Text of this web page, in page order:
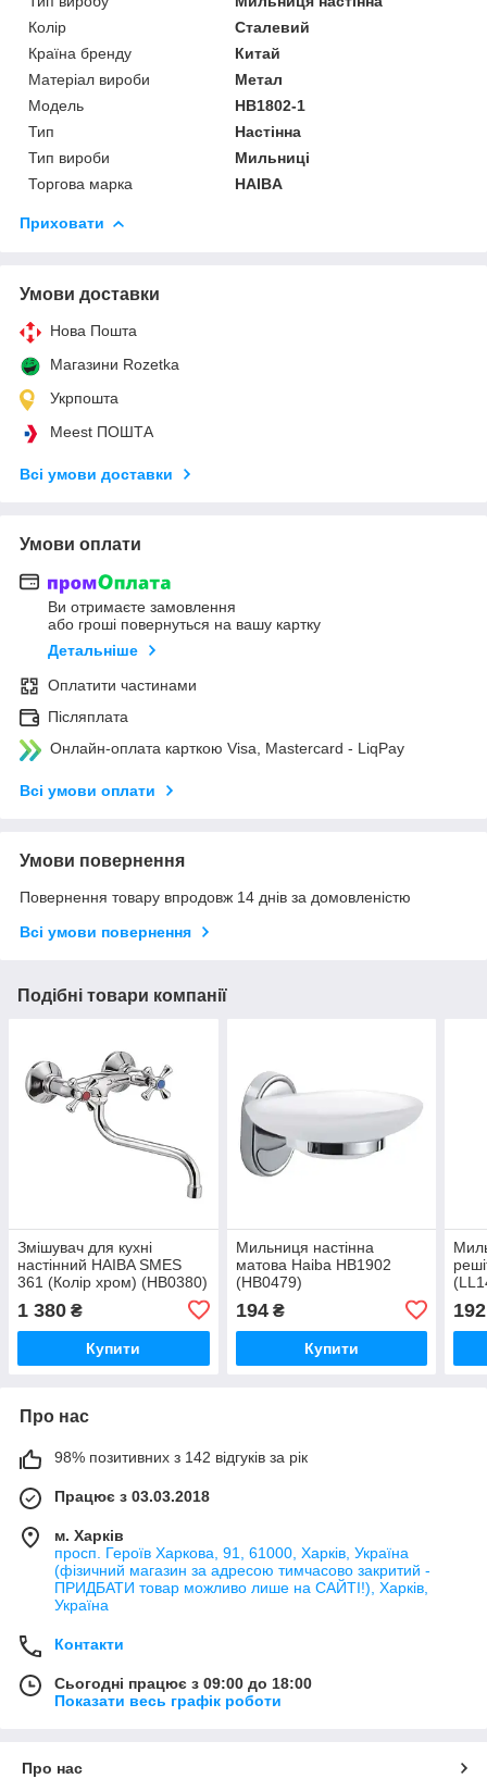
Колір
Сталевий
Країна бренду
Китай
Матеріал вироби
Метал
Мoдель
HB1802-1
Тип
Настінна
Тип вироби
Мильниці
Торгова марка
HAIBA
Приховати
Умови доставки
Нова Пошта
Магазини Rozetka
Укрпошта
Meest ПОШТА
Всі умови доставки
Умови оплати
Ви отримаєте замовлення
або гроші повернуться на вашу картку
Детальніше
Оплатити частинами
Післяплата
Онлайн-оплата карткою Visa, Mastercard - LiqPay
Всі умови оплати
Умови повернення
Повернення товару впродовж 14 днів за домовленістю
Всі умови повернення
Подібні товари компанії
Змішувач для кухні
настінний HAIBA SMES
361 (Колір хром) (HB0380)
1 380 ₴
Купити
Мильниця настінна
матова Haiba HB1902
(HB0479)
194₴
Купити
192
Про нас
98% позитивних з 142 відгуків за рік
Працює з 03.03.2018
м. Харків
просп. Героїв Харкова, 91, 61000, Харків, Україна
(фізичний магазин за адресою тимчасово закритий -
ПРИДБАТИ товар можливо лише на САЙТІ!), Харків,
Україна
Контакти
Сьогодні працює з 09:00 до 18:00
Показати весь графік роботи
Про нас